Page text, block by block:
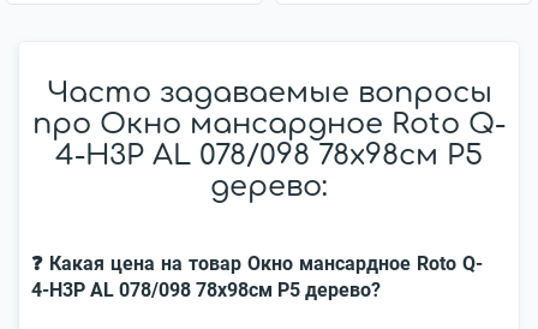
Часто задаваемые вопросы
про Окно мансардное Roto Q-
4-H3P AL 078/098 78x98см P5
дерево:
❓ Какая цена на товар Окно мансардное Roto Q-
4-H3P AL 078/098 78x98см P5 дерево?